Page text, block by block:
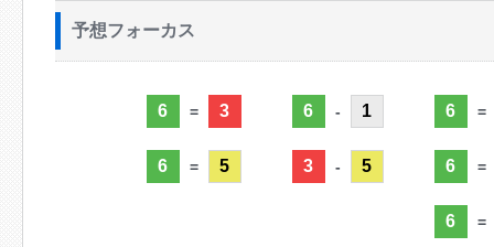
予想フォーカス
6 = 3
6 = 5
6 - 1
3 - 5
6 =
6 =
6 =